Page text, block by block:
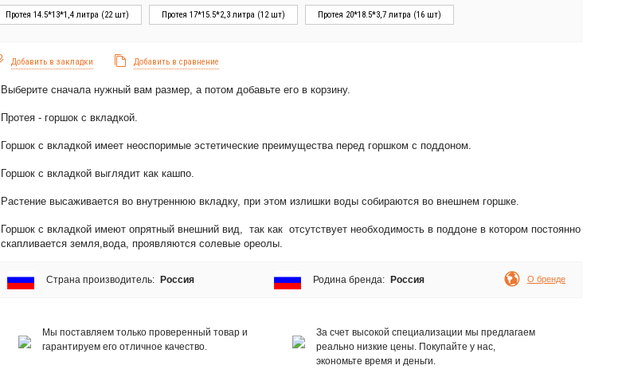
Протея 14.5*13*1,4 литра (22 шт) Протея 17*15.5*2,3 литра (12 шт) Протея 20*18.5*3,7 литра (16 шт)
Добавить в закладки Добавить в сравнение
Выберите сначала нужный вам размер, а потом добавьте его в корзину.
Протея - горшок с вкладкой.
Горшок с вкладкой имеет неоспоримые эстетические преимущества перед горшком с поддоном.
Горшок с вкладкой выглядит как кашпо.
Растение высаживается во внутреннюю вкладку, при этом излишки воды собираются во внешнем горшке.
Горшок с вкладкой имеют опрятный внешний вид, так как отсутствует необходимость в поддоне в котором постоянно
скапливается земля,вода, проявляются солевые ореолы.
Страна производитель: Россия Родина бренда: Россия О бренде
Мы поставляем только проверенный товар и
гарантируем его отличное качество.
За счет высокой специализации мы предлагаем
реально низкие цены. Покупайте у нас,
экономьте время и деньги.